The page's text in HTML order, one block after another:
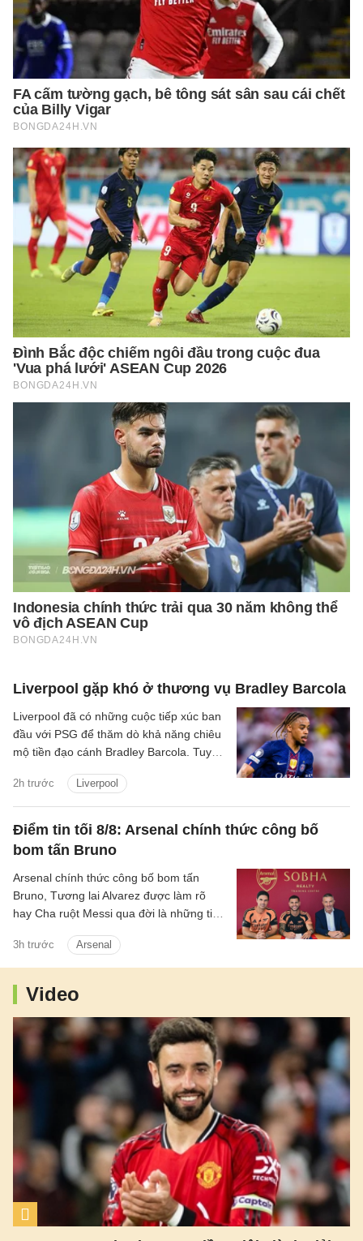
Liverpool gặp khó ở thương vụ Bradley Barcola
2h trước Liverpool
Liverpool đã có những cuộc tiếp xúc ban
đầu với PSG để thăm dò khả năng chiêu
mộ tiền đạo cánh Bradley Barcola. Tuy
hai CLB đang là trở ngại lớn đối với
thương vụ này.
Điểm tin tối 8/8: Arsenal chính thức công bố
bom tấn Bruno
3h trước Arsenal
Arsenal chính thức công bố bom tấn
Bruno, Tương lai Alvarez được làm rõ
hay Cha ruột Messi qua đời là những tin
Video